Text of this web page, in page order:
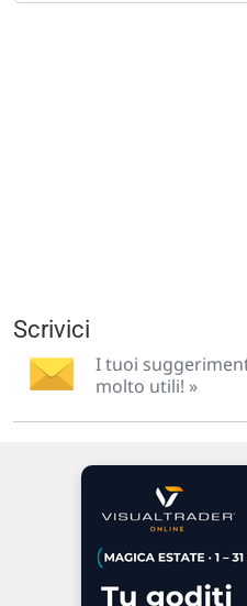
Scrivici
I tuoi
molto utili! »
Via
P.IVA 02